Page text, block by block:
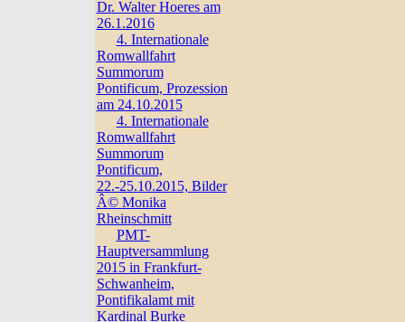
Dr. Walter Hoeres am
26.1.2016
4. Internationale
Romwallfahrt
Summorum
Pontificum, Prozession
am 24.10.2015
4. Internationale
Romwallfahrt
Summorum
Pontificum,
22.-25.10.2015, Bilder
Â© Monika
Rheinschmitt
PMT-
Hauptversammlung
2015 in Frankfurt-
Schwanheim,
Pontifikalamt mit
Kardinal Burke